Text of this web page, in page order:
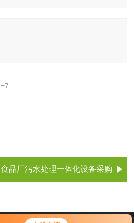
您好！欢迎前来咨询，很高兴为您
食品厂污水处理一体化设备采购